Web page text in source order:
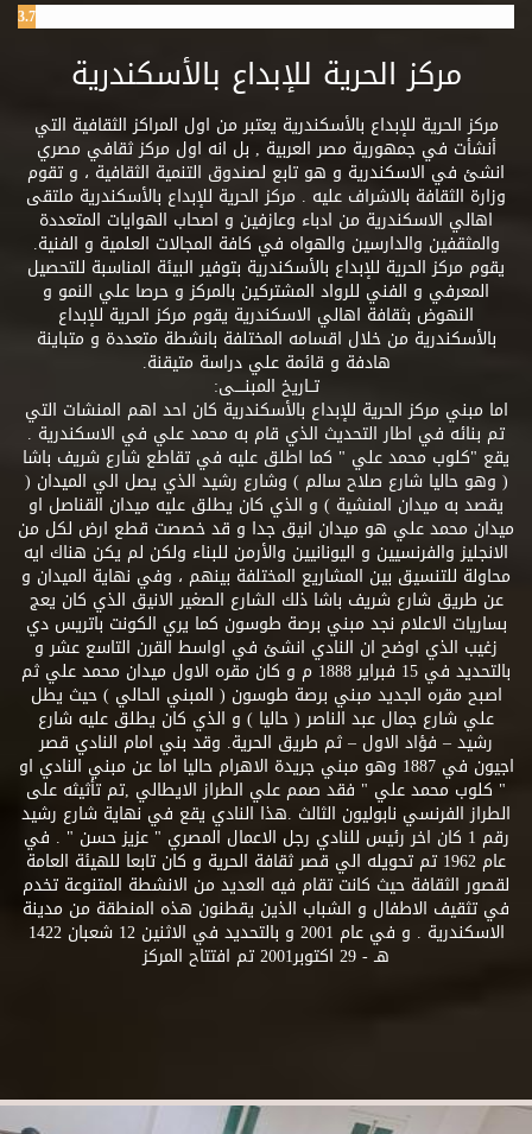
3.7%
مركز الحرية للإبداع بالأسكندرية
مركز الحرية للإبداع بالأسكندرية يعتبر من اول المراكز الثقافية التي
أنشأت في جمهورية مصر العربية , بل انه اول مركز ثقافي مصري
انشئ في الاسكندرية و هو تابع لصندوق التنمية الثقافية ، و تقوم
وزارة الثقافة بالاشراف عليه . مركز الحرية للإبداع بالأسكندرية ملتقى
اهالي الاسكندرية من ادباء وعازفين و اصحاب الهوايات المتعددة
والمثقفين والدارسين والهواه في كافة المجالات العلمية و الفنية.
يقوم مركز الحرية للإبداع بالأسكندرية بتوفير البيئة المناسبة للتحصيل
المعرفي و الفني للرواد المشتركين بالمركز و حرصا علي النمو و
النهوض بثقافة اهالي الاسكندرية يقوم مركز الحرية للإبداع
بالأسكندرية من خلال اقسامه المختلفة بانشطة متعددة و متباينة
هادفة و قائمة علي دراسة متيقنة.
تــاريخ المبنــــى:
اما مبني مركز الحرية للإبداع بالأسكندرية كان احد اهم المنشات التي
تم بنائه في اطار التحديث الذي قام به محمد علي في الاسكندرية .
يقع "كلوب محمد علي " كما اطلق عليه في تقاطع شارع شريف باشا
( وهو حاليا شارع صلاح سالم ) وشارع رشيد الذي يصل الي الميدان (
يقصد به ميدان المنشية ) و الذي كان يطلق عليه ميدان القناصل او
ميدان محمد علي هو ميدان انيق جدا و قد خصصت قطع ارض لكل من
الانجليز والفرنسيين و اليونانيين والأرمن للبناء ولكن لم يكن هناك ايه
محاولة للتنسيق بين المشاريع المختلفة بينهم ، وفي نهاية الميدان و
عن طريق شارع شريف باشا ذلك الشارع الصغير الانيق الذي كان يعج
بساريات الاعلام نجد مبني برصة طوسون كما يري الكونت باتريس دي
زغيب الذي اوضح ان النادي انشئ في اواسط القرن التاسع عشر و
بالتحديد في 15 فبراير 1888 م و كان مقره الاول ميدان محمد علي ثم
اصبح مقره الجديد مبني برصة طوسون ( المبني الحالي ) حيث يطل
علي شارع جمال عبد الناصر ( حاليا ) و الذي كان يطلق عليه شارع
رشيد – فؤاد الاول – ثم طريق الحرية. وقد بني امام النادي قصر
اجيون في 1887 وهو مبني جريدة الاهرام حاليا اما عن مبني النادي او
" كلوب محمد علي " فقد صمم علي الطراز الايطالي ,تم تأثيثه على
الطراز الفرنسي نابوليون الثالث .هذا النادي يقع في نهاية شارع رشيد
رقم 1 كان اخر رئيس للنادي رجل الاعمال المصري " عزيز حسن " . في
عام 1962 تم تحويله الي قصر ثقافة الحرية و كان تابعا للهيئة العامة
لقصور الثقافة حيث كانت تقام فيه العديد من الانشطة المتنوعة تخدم
في تثقيف الاطفال و الشباب الذين يقطنون هذه المنطقة من مدينة
الاسكندرية . و في عام 2001 و بالتحديد في الاثنين 12 شعبان 1422
هـ - 29 اكتوبر2001 تم افتتاح المركز